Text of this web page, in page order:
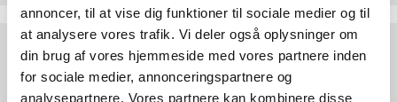
annoncer, til at vise dig funktioner til sociale medier og til
at analysere vores trafik. Vi deler også oplysninger om
din brug af vores hjemmeside med vores partnere inden
for sociale medier, annonceringspartnere og
analysepartnere. Vores partnere kan kombinere disse
Støt
Retten